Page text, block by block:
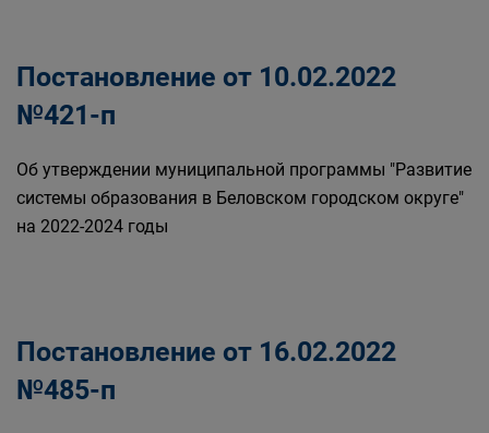
Постановление от 10.02.2022
№421-п
Об утверждении муниципальной программы "Развитие
системы образования в Беловском городском округе"
на 2022-2024 годы
Постановление от 16.02.2022
№485-п